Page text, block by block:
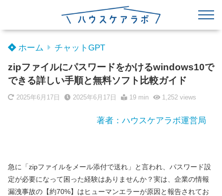
ホーム チャットGPT
zipファイルにパスワードをかけるwindows10で
できる詳しい手順と無料ソフト比較ガイド
2025年6月17日 2025年6月17日 19 min 1,252views
著者：ハウスケアラボ運営局
急に「zipファイルをメール添付で送れ」と言われ、パスワード設
定が必要になって困った経験はありませんか？実は、企業の情報
漏洩事故の【約70%】はヒューマンエラーが原因と報告されてお